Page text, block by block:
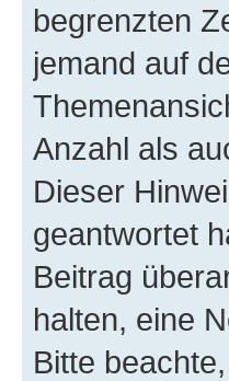
begrenzten
jemand auf
Anzahl als
Dieser
geantwortet
Beitrag
halten, eine
Bitte